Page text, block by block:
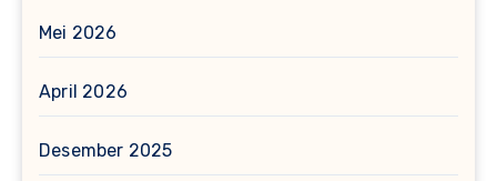
Mei 2026
April 2026
Desember 2025